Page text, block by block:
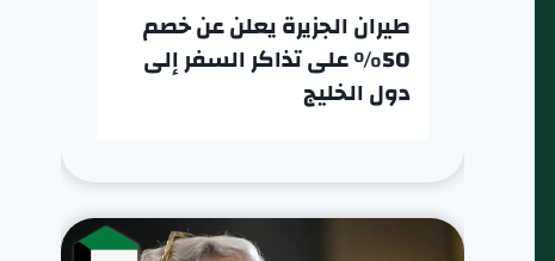
طيران الجزيرة يعلن عن خصم
50% على تذاكر السفر إلى
دول الخليج